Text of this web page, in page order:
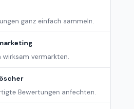
ganz einfach sammeln.
wirksam vermarkten.
Bewertungen anfechten.